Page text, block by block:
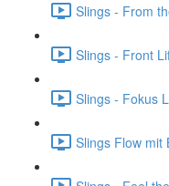
Slings - From
Slings - Front
Slings - Fokus
Slings Flow mit